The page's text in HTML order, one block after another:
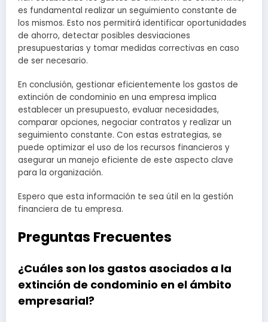
es fundamental realizar un seguimiento constante de
los mismos. Esto nos permitirá identificar oportunidades
de ahorro, detectar posibles desviaciones
presupuestarias y tomar medidas correctivas en caso
de ser necesario.
En conclusión, gestionar eficientemente los gastos de
extinción de condominio en una empresa implica
establecer un presupuesto, evaluar necesidades,
comparar opciones, negociar contratos y realizar un
seguimiento constante. Con estas estrategias, se
puede optimizar el uso de los recursos financieros y
asegurar un manejo eficiente de este aspecto clave
para la organización.
Espero que esta información te sea útil en la gestión
financiera de tu empresa.
Preguntas Frecuentes
¿Cuáles son los gastos asociados a la
extinción de condominio en el ámbito
empresarial?